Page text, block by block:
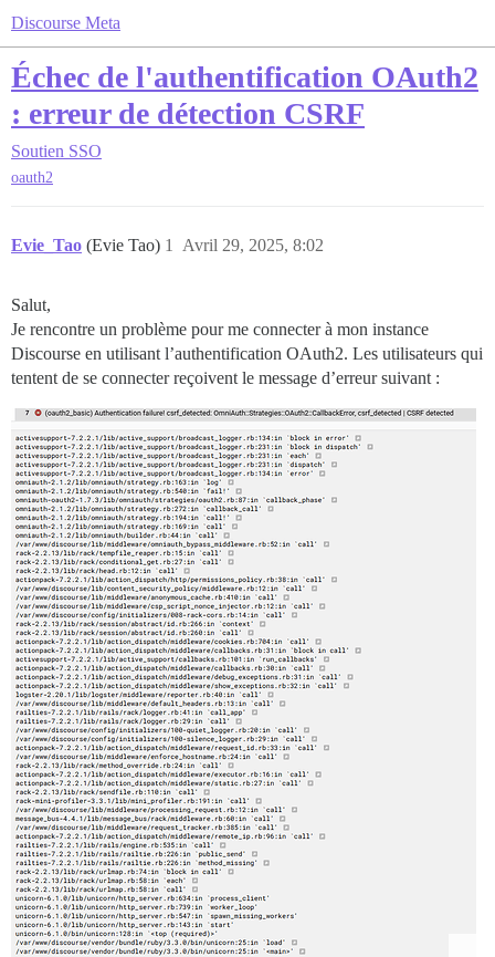
Discourse Meta
Échec de l'authentification OAuth2
: erreur de détection CSRF
Soutien SSO
oauth2
Evie_Tao (Evie Tao) Avril 29, 2025, 8:02
1
Salut,
Je rencontre un problème pour me connecter à mon instance
Discourse en utilisant l’authentification OAuth2. Les utilisateurs qui
tentent de se connecter reçoivent le message d’erreur suivant :